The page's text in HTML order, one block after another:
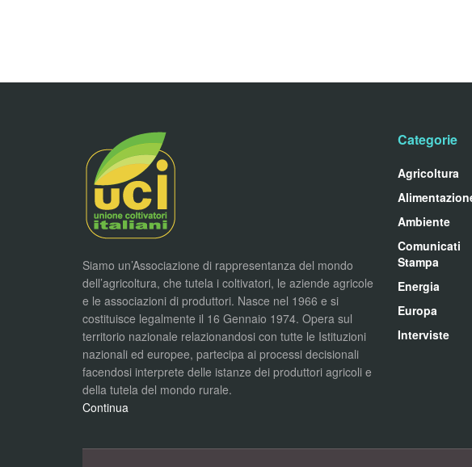
Siamo un’Associazione di rappresentanza del mondo
dell’agricoltura, che tutela i coltivatori, le aziende agricole
e le associazioni di produttori. Nasce nel 1966 e si
costituisce legalmente il 16 Gennaio 1974. Opera sul
territorio nazionale relazionandosi con tutte le Istituzioni
nazionali ed europee, partecipa ai processi decisionali
facendosi interprete delle istanze dei produttori agricoli e
della tutela del mondo rurale.
Continua
Categorie
Agricoltura
Ambiente
Comunicati
Stampa
Energia
Europa
Interviste